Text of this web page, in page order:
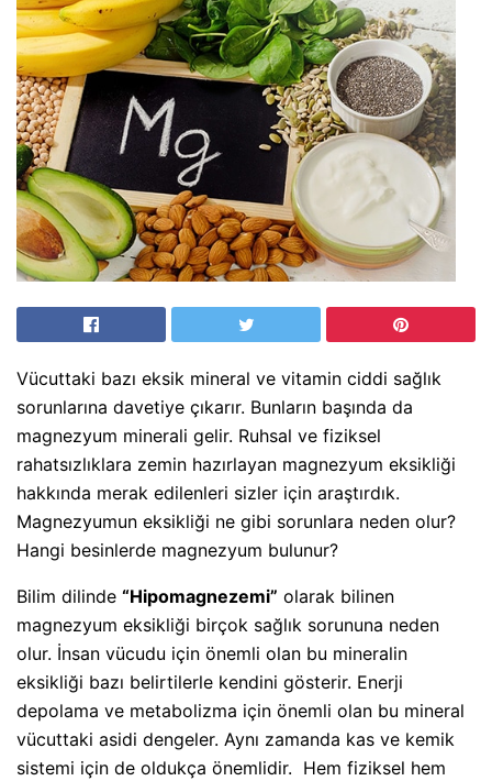
Vücuttaki bazı eksik mineral ve vitamin ciddi sağlık
sorunlarına davetiye çıkarır. Bunların başında da
magnezyum minerali gelir. Ruhsal ve fiziksel
rahatsızlıklara zemin hazırlayan magnezyum eksikliği
hakkında merak edilenleri sizler için araştırdık.
Magnezyumun eksikliği ne gibi sorunlara neden olur?
Hangi besinlerde magnezyum bulunur?
Bilim dilinde “Hipomagnezemi” olarak bilinen
magnezyum eksikliği birçok sağlık sorununa neden
olur. İnsan vücudu için önemli olan bu mineralin
eksikliği bazı belirtilerle kendini gösterir. Enerji
depolama ve metabolizma için önemli olan bu mineral
vücuttaki asidi dengeler. Aynı zamanda kas ve kemik
sistemi için de oldukça önemlidir. Hem fiziksel hem